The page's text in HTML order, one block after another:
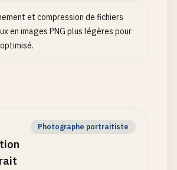
et compression de fichiers
en images PNG plus légères pour
Photographe portraitiste